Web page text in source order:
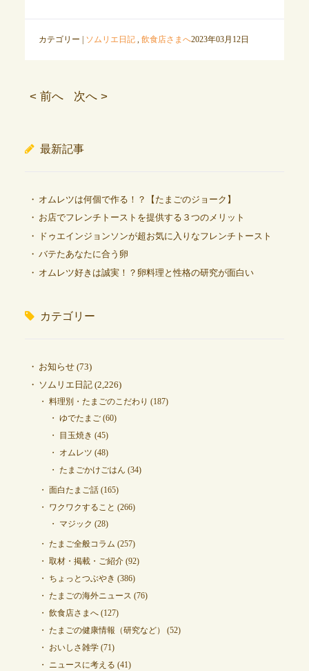
カテゴリー | ソムリエ日記, 飲食店さまへ2023年03月12日
< 前へ 次へ >
最新記事
オムレツは何個で作る！？【たまごのジョーク】
お店でフレンチトーストを提供する３つのメリット
ドゥエインジョンソンが超お気に入りなフレンチトースト
バテたあなたに合う卵
オムレツ好きは誠実！？卵料理と性格の研究が面白い
カテゴリー
お知らせ(73)
ソムリエ日記(2,226)
料理別・たまごのこだわり (187)
ゆでたまご(60)
目玉焼き (45)
オムレツ (48)
たまごかけごはん (34)
面白たまご話(165)
ワクワクすること (266)
マジック (28)
たまご全般コラム (257)
取材・掲載・ご紹介(92)
ちょっとつぶやき (386)
たまごの海外ニュース (76)
飲食店さまへ(127)
たまごの健康情報（研究など）
(52)
おいしさ雑学(71)
ニュースに考える (41)